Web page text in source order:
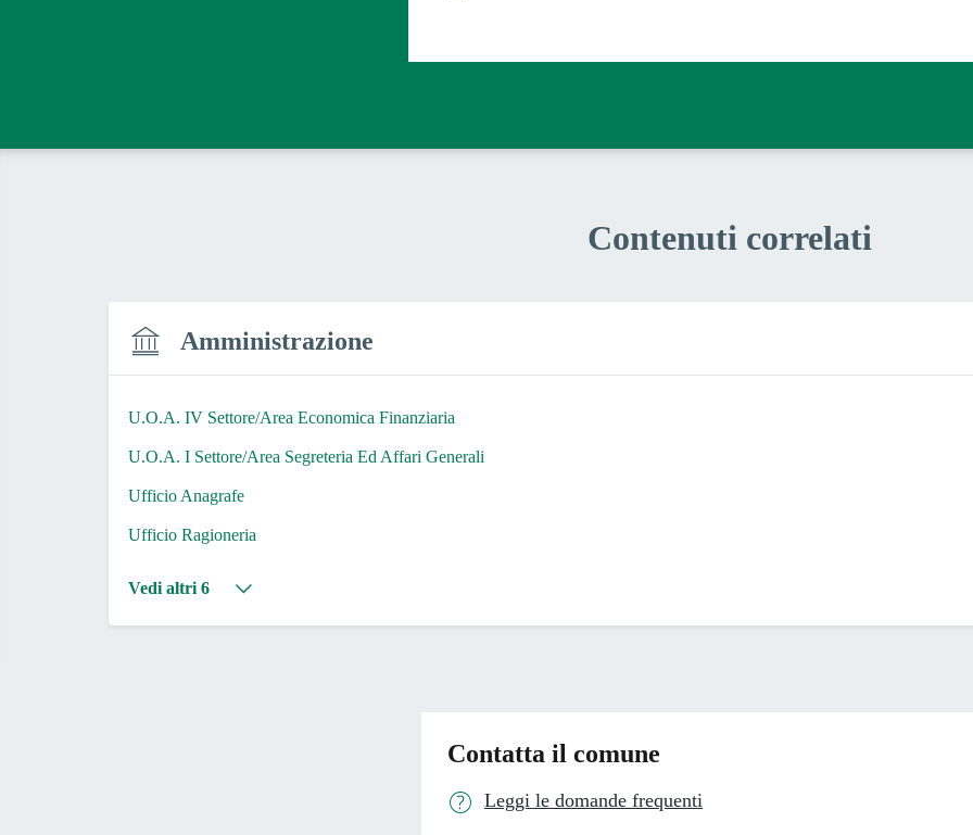
Contenuti correlati
Amministrazione
U.O.A. IV Settore/Area Economica Finanziaria
U.O.A. I Settore/Area Segreteria Ed Affari Generali
Ufficio Anagrafe
Ufficio Ragioneria
Vedi altri 6
Contatta il comune
Leggi le domande frequenti